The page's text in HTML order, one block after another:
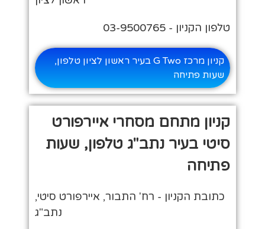
טלפון הקניון - 03-9500765
קניון מרכז G Two בעיר ראשון לציון טלפון,
שעות פתיחה
קניון מתחם מסחרי איירפורט
סיטי בעיר נתב"ג טלפון, שעות
פתיחה
כתובת הקניון - רח' התבור, איירפורט סיטי,
נתב"ג